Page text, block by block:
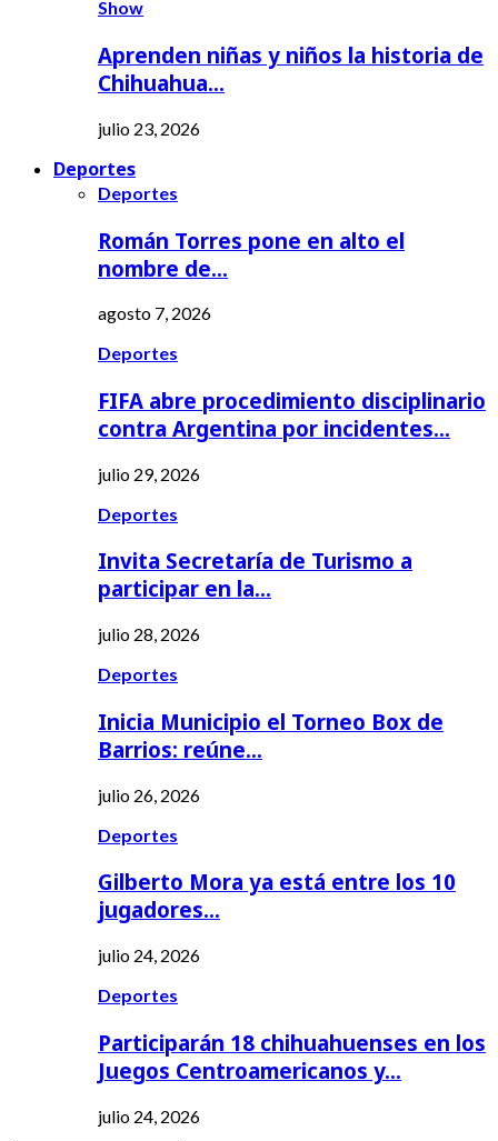
Show
Aprenden niñas y niños la historia de
Chihuahua…
julio 23, 2026
Deportes
Deportes
Román Torres pone en alto el
nombre de…
agosto 7, 2026
Deportes
FIFA abre procedimiento disciplinario
contra Argentina por incidentes…
julio 29, 2026
Deportes
Invita Secretaría de Turismo a
participar en la…
julio 28, 2026
Deportes
Inicia Municipio el Torneo Box de
Barrios: reúne…
julio 26, 2026
Deportes
Gilberto Mora ya está entre los 10
jugadores…
julio 24, 2026
Deportes
Participarán 18 chihuahuenses en los
Juegos Centroamericanos y…
julio 24, 2026